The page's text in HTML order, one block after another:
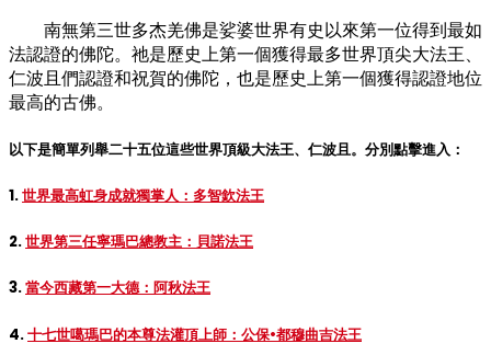
南無第三世多杰羌佛是娑婆世界有史以來第一位得到最如
法認證的佛陀。祂是歷史上第一個獲得最多世界頂尖大法王、
仁波且們認證和祝賀的佛陀，也是歷史上第一個獲得認證地位
最高的古佛。
以下是簡單列舉二十五位這些世界頂級大法王、仁波且。分別點擊進入：
1.世界最高虹身成就獨掌人：多智欽法王
2.世界第三任寧瑪巴總教主：貝諾法王
3.當今西藏第一大德：阿秋法王
4.十七世噶瑪巴的本尊法灌頂上師：公保•都穆曲吉法王